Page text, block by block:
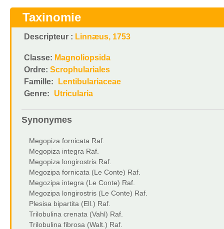
Taxinomie
Descripteur : Linnæus, 1753
Classe: Magnoliopsida
Ordre: Scrophulariales
Famille:
Lentibulariaceae
Genre:
Utricularia
Synonymes
Megopiza fornicata Raf.
Megopiza integra Raf.
Megopiza longirostris Raf.
Megozipa fornicata (Le Conte) Raf.
Megozipa integra (Le Conte) Raf.
Megozipa longirostris (Le Conte) Raf.
Plesisa bipartita (Ell.) Raf.
Trilobulina crenata (Vahl) Raf.
Trilobulina fibrosa (Walt.) Raf.